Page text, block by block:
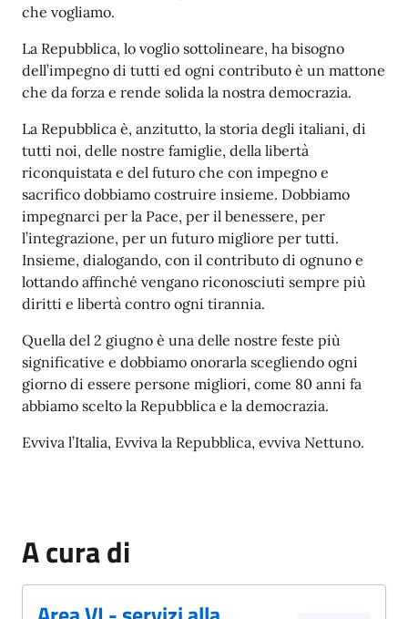
che vogliamo.
La Repubblica, lo voglio sottolineare, ha bisogno
dell’impegno di tutti ed ogni contributo è un mattone
che da forza e rende solida la nostra democrazia.
La Repubblica è, anzitutto, la storia degli italiani, di
tutti noi, delle nostre famiglie, della libertà
riconquistata e del futuro che con impegno e
sacrifico dobbiamo costruire insieme. Dobbiamo
impegnarci per la Pace, per il benessere, per
l’integrazione, per un futuro migliore per tutti.
Insieme, dialogando, con il contributo di ognuno e
lottando affinché vengano riconosciuti sempre più
diritti e libertà contro ogni tirannia.
Quella del 2 giugno è una delle nostre feste più
significative e dobbiamo onorarla scegliendo ogni
giorno di essere persone migliori, come 80 anni fa
abbiamo scelto la Repubblica e la democrazia.
Evviva l’Italia, Evviva la Repubblica, evviva Nettuno.
A cura di